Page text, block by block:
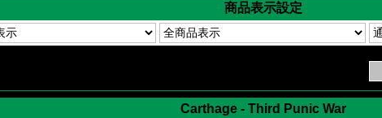
商品表示設定
Carthage - Third Punic War